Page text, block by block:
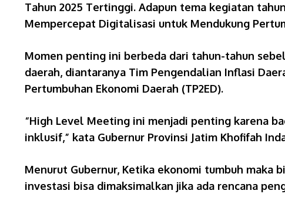
Tahun 2025 Tertinggi. Adapun tema kegiatan
Mempercepat Digitalisasi untuk Mendukung
Momen penting ini berbeda dari tahun-tahun
daerah, diantaranya Tim Pengendalian Inflasi
Pertumbuhan Ekonomi Daerah (TP2ED).
“High Level Meeting ini menjadi penting karena
inklusif,” kata Gubernur Provinsi Jatim Khofifah
Menurut Gubernur, Ketika ekonomi tumbuh maka
investasi bisa dimaksimalkan jika ada rencana